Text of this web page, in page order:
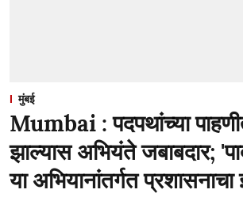
मुंबई
Mumbai : पदपथांच्या
झाल्यास अभियंते जबाबदार;
या अभियानांतर्गत प्रशासनाचा